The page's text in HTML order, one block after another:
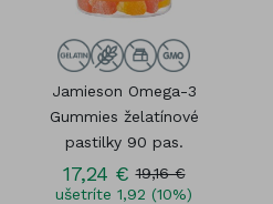
Jamieson Omega-3
Gummies želatínové
pastilky 90 pas.
17,24 € 19,16 €
ušetríte 1,92 (10%)